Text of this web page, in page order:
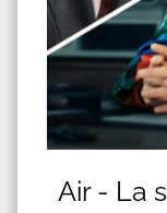
Air - La